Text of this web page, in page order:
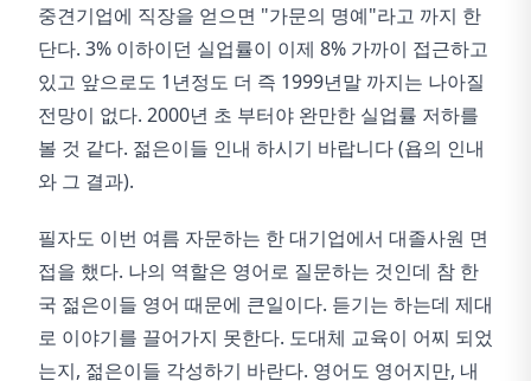
중견기업에 직장을 얻으면 "가문의 명예"라고 까지 한
단다. 3% 이하이던 실업률이 이제 8% 가까이 접근하고
있고 앞으로도 1년정도 더 즉 1999년말 까지는 나아질
전망이 없다. 2000년 초 부터야 완만한 실업률 저하를
볼 것 같다. 젊은이들 인내 하시기 바랍니다 (욥의 인내
와 그 결과).
필자도 이번 여름 자문하는 한 대기업에서 대졸사원 면
접을 했다. 나의 역할은 영어로 질문하는 것인데 참 한
국 젊은이들 영어 때문에 큰일이다. 듣기는 하는데 제대
로 이야기를 끌어가지 못한다. 도대체 교육이 어찌 되었
는지, 젊은이들 각성하기 바란다. 영어도 영어지만, 내